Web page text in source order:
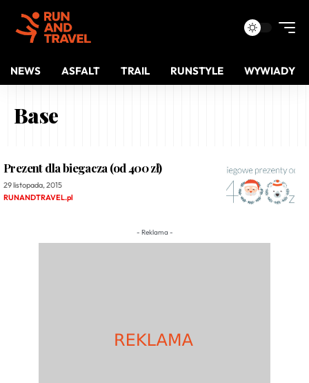
NEWS ASFALT TRAIL RUNSTYLE WYWIADY
Base
Prezent dla biegacza (od 400 zł)
29 listopada, 2015
RUNANDTRAVEL.pl
- Reklama -